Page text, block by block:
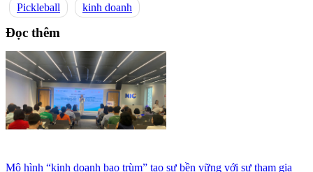
Pickleball
kinh doanh
Đọc thêm
Mô hình “kinh doanh bao trùm” tạo sự bền vững với sự tham gia